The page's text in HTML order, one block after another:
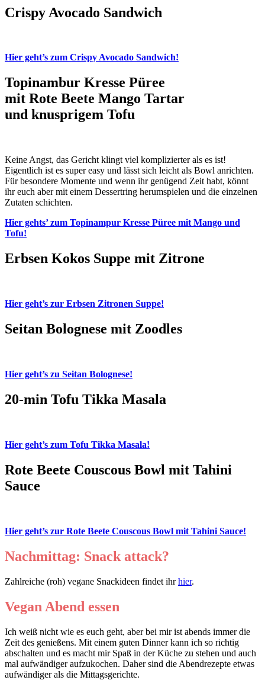
Crispy Avocado Sandwich
Hier geht’s zum Crispy Avocado Sandwich!
Topinambur Kresse Püree
mit Rote Beete Mango Tartar
und knusprigem Tofu
Keine Angst, das Gericht klingt viel komplizierter als es ist!
Eigentlich ist es super easy und lässt sich leicht als Bowl anrichten.
Für besondere Momente und wenn ihr genügend Zeit habt, könnt
ihr euch aber mit einem Dessertring herumspielen und die einzelnen
Zutaten schichten.
Hier gehts’ zum Topinampur Kresse Püree mit Mango und
Tofu!
Erbsen Kokos Suppe mit Zitrone
Hier geht’s zur Erbsen Zitronen Suppe!
Seitan Bolognese mit Zoodles
Hier geht’s zu Seitan Bolognese!
20-min Tofu Tikka Masala
Hier geht’s zum Tofu Tikka Masala!
Rote Beete Couscous Bowl mit Tahini
Sauce
Hier geht’s zur Rote Beete Couscous Bowl mit Tahini Sauce!
Nachmittag: Snack attack?
Zahlreiche (roh) vegane Snackideen findet ihrhier.
Vegan Abend essen
Ich weiß nicht wie es euch geht, aber bei mir ist abends immer die
Zeit des genießens. Mit einem guten Dinner kann ich so richtig
abschalten und es macht mir Spaß in der Küche zu stehen und auch
mal aufwändiger aufzukochen. Daher sind die Abendrezepte etwas
aufwändiger als die Mittagsgerichte.